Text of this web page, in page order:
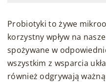
Probiotyki to żywe
korzystny wpływ na
spożywane w
wszystkim z wsparcia
również odgrywają